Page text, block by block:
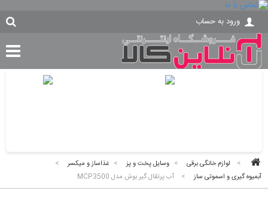
ورود به حساب
> لوازم خانگی برقی > وسایل پخت و پز > غذاساز و میکسر
>
آبمیوه گیری و اسموتی ساز
> آب پرتقال گیر بوش مدل MCP3500